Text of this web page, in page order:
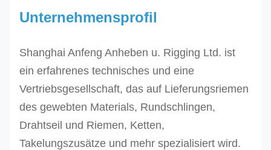
RES-
300T
RES-
H-
500T
250
500
Orange
Orange
245
RES-
Unternehmensprofil
Shanghai Anfeng Anheben u. Rigging Ltd. ist
ein erfahrenes technisches und eine
Vertriebsgesellschaft, das auf Lieferungsriemen
des gewebten Materials, Rundschlingen,
Drahtseil und Riemen, Ketten,
Takelungszusätze und mehr spezialisiert wird.